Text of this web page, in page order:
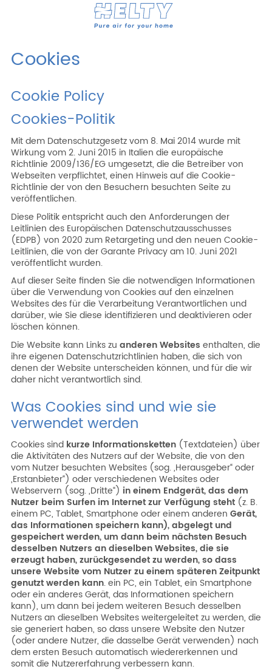
Ricerca
DEU
Unternehmen
Beschränktes Gebiet
Projekte
Ressourcen
Angebotsanfrage
Werden Sie Händler
Cookies
Cookie Policy
Cookies-Politik
Mit dem Datenschutzgesetz vom 8. Mai 2014 wurde mit
Wirkung vom 2. Juni 2015 in Italien die europäische
Richtlinie 2009/136/EG umgesetzt, die die Betreiber von
Webseiten verpflichtet, einen Hinweis auf die Cookie-
Richtlinie der von den Besuchern besuchten Seite zu
veröffentlichen.
Diese Politik entspricht auch den Anforderungen der
Leitlinien des Europäischen Datenschutzausschusses
(EDPB) von 2020 zum Retargeting und den neuen Cookie-
Leitlinien, die von der Garante Privacy am 10. Juni 2021
veröffentlicht wurden.
Auf dieser Seite finden Sie die notwendigen Informationen
über die Verwendung von Cookies auf den einzelnen
Websites des für die Verarbeitung Verantwortlichen und
darüber, wie Sie diese identifizieren und deaktivieren oder
löschen können.
Die Website kann Links zu anderen Websites enthalten, die
ihre eigenen Datenschutzrichtlinien haben, die sich von
denen der Website unterscheiden können, und für die wir
daher nicht verantwortlich sind.
Was Cookies sind und wie sie
verwendet werden
Cookies sind kurze Informationsketten (Textdateien) über
die Aktivitäten des Nutzers auf der Website, die von den
vom Nutzer besuchten Websites (sog. „Herausgeber“ oder
„Erstanbieter“) oder verschiedenen Websites oder
Webservern (sog. „Dritte“) in einem Endgerät, das dem
Nutzer beim Surfen im Internet zur Verfügung steht (z. B.
einem PC, Tablet, Smartphone oder einem anderen Gerät,
das Informationen speichern kann), abgelegt und
gespeichert werden, um dann beim nächsten Besuch
desselben Nutzers an dieselben Websites, die sie
erzeugt haben, zurückgesendet zu werden, so dass
unsere Website vom Nutzer zu einem späteren Zeitpunkt
genutzt werden kann. ein PC, ein Tablet, ein Smartphone
oder ein anderes Gerät, das Informationen speichern
kann), um dann bei jedem weiteren Besuch desselben
Nutzers an dieselben Websites weitergeleitet zu werden, die
sie generiert haben, so dass unsere Website den Nutzer
(oder andere Nutzer, die dasselbe Gerät verwenden) nach
dem ersten Besuch automatisch wiedererkennen und
somit die Nutzererfahrung verbessern kann.